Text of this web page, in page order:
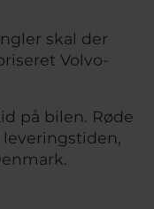
skal der
Volvo-
på bilen. Røde